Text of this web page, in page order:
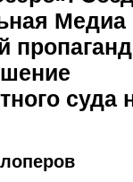
Медиа
суда